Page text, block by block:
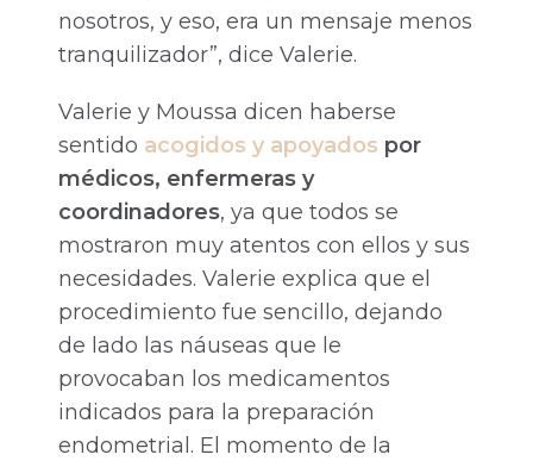
nosotros, y eso, era un mensaje menos
tranquilizador”, dice Valerie.
Valerie y Moussa dicen haberse
sentido acogidos y apoyados por
médicos, enfermeras y
coordinadores, ya que todos se
mostraron muy atentos con ellos y sus
necesidades. Valerie explica que el
procedimiento fue sencillo, dejando
de lado las náuseas que le
provocaban los medicamentos
indicados para la preparación
endometrial. El momento de la